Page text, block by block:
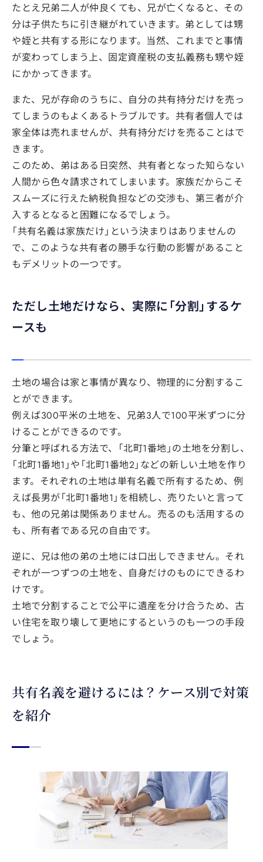
たとえ兄弟二人が仲良くても、兄が亡くなると、その
分は子供たちに引き継がれていきます。弟としては甥
や姪と共有する形になります。当然、これまでと事情
が変わってしまう上、固定資産税の支払義務も甥や姪
にかかってきます。
また、兄が存命のうちに、自分の共有持分だけを売っ
てしまうのもよくあるトラブルです。共有者個人では
家全体は売れませんが、共有持分だけを売ることはで
きます。
このため、弟はある日突然、共有者となった知らない
人間から色々請求されてしまいます。家族だからこそ
スムーズに行えた納税負担などの交渉も、第三者が介
入するとなると困難になるでしょう。
「共有名義は家族だけ」という決まりはありませんの
で、このような共有者の勝手な行動の影響があること
もデメリットの一つです。
ただし土地だけなら、実際に「分割」するケ
ースも
土地の場合は家と事情が異なり、物理的に分割するこ
とができます。
例えば300平米の土地を、兄弟3人で100平米ずつに分
けることができるのです。
分筆と呼ばれる方法で、「北町1番地」の土地を分割し、
「北町1番地1」や「北町1番地2」などの新しい土地を作り
ます。それぞれの土地は単有名義で所有するため、例
えば長男が「北町1番地1」を相続し、売りたいと言って
も、他の兄弟は関係ありません。売るのも活用するの
も、所有者である兄の自由です。
逆に、兄は他の弟の土地には口出しできません。それ
ぞれが一つずつの土地を、自身だけのものにできるわ
けです。
土地で分割することで公平に遺産を分け合うため、古
い住宅を取り壊して更地にするというのも一つの手段
でしょう。
共有名義を避けるには？ケース別で対策
を紹介